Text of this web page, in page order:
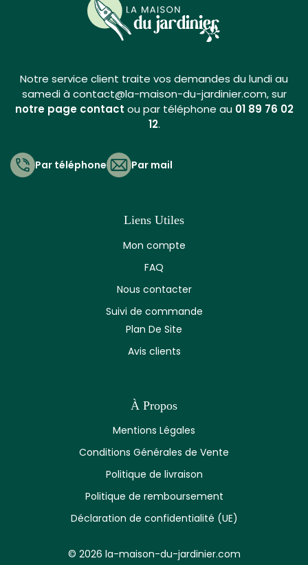
Notre service client traite vos demandes du lundi au
samedi à contact@la-maison-du-jardinier.com, sur
notre page contact ou par téléphone au 01 89 76 02
12.
Par téléphone Par mail
Liens Utiles
Mon compte
FAQ
Nous contacter
Suivi de commande
Plan De Site
Avis clients
À Propos
Mentions Légales
Conditions Générales de Vente
Politique de livraison
Politique de remboursement
Déclaration de confidentialité (UE)
© 2026 la-maison-du-jardinier.com